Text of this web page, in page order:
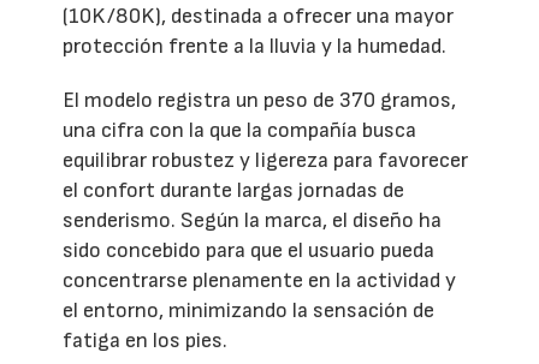
(10K/80K), destinada a ofrecer una mayor
protección frente a la lluvia y la humedad.
El modelo registra un peso de 370 gramos,
una cifra con la que la compañía busca
equilibrar robustez y ligereza para favorecer
el confort durante largas jornadas de
senderismo. Según la marca, el diseño ha
sido concebido para que el usuario pueda
concentrarse plenamente en la actividad y
el entorno, minimizando la sensación de
fatiga en los pies.